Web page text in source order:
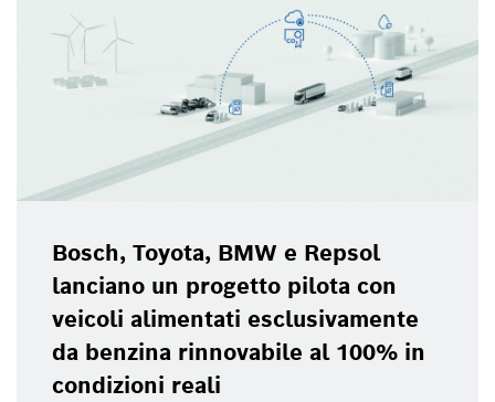
Bosch, Toyota, BMW e Repsol
lanciano un progetto pilota con
veicoli alimentati esclusivamente
da benzina rinnovabile al 100% in
condizioni reali